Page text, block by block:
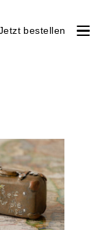
bestellen